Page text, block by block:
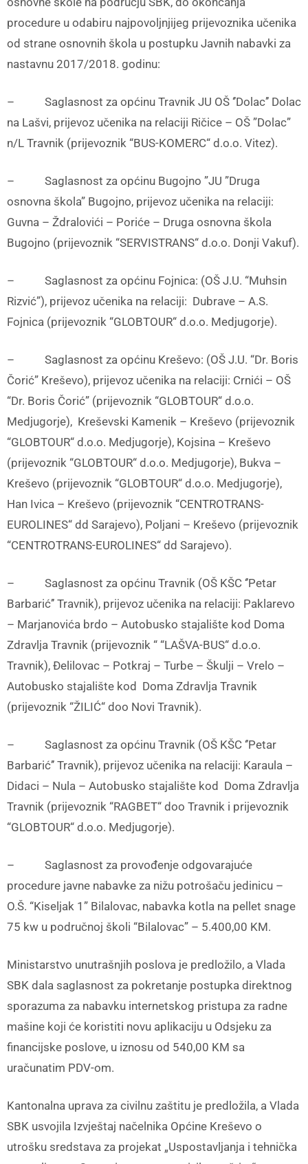
procedure u odabiru najpovoljnjijeg prijevoznika učenika
od strane osnovnih škola u postupku Javnih nabavki za
nastavnu 2017/2018. godinu:
– Saglasnost za općinu Travnik JU OŠ ‘’Dolac’’ Dolac
na Lašvi, prijevoz učenika na relaciji Ričice – OŠ ”Dolac”
n/L Travnik (prijevoznik “BUS-KOMERC“ d.o.o. Vitez).
– Saglasnost za općinu Bugojno ”JU ”Druga
osnovna škola” Bugojno, prijevoz učenika na relaciji:
Guvna – Ždralovići – Poriće – Druga osnovna škola
Bugojno (prijevoznik “SERVISTRANS“ d.o.o. Donji Vakuf).
– Saglasnost za općinu Fojnica: (OŠ J.U. “Muhsin
Rizvić”), prijevoz učenika na relaciji: Dubrave – A.S.
Fojnica (prijevoznik “GLOBTOUR“ d.o.o. Medjugorje).
– Saglasnost za općinu Kreševo: (OŠ J.U. “Dr. Boris
Čorić” Kreševo), prijevoz učenika na relaciji: Crnići – OŠ
“Dr. Boris Čorić” (prijevoznik “GLOBTOUR“ d.o.o.
Medjugorje), Kreševski Kamenik – Kreševo (prijevoznik
“GLOBTOUR“ d.o.o. Medjugorje), Kojsina – Kreševo
(prijevoznik “GLOBTOUR“ d.o.o. Medjugorje), Bukva –
Kreševo (prijevoznik “GLOBTOUR“ d.o.o. Medjugorje),
Han Ivica – Kreševo (prijevoznik “CENTROTRANS-
EUROLINES“ dd Sarajevo), Poljani – Kreševo (prijevoznik
“CENTROTRANS-EUROLINES“ dd Sarajevo).
– Saglasnost za općinu Travnik (OŠ KŠC ‘’Petar
Barbarić’’ Travnik), prijevoz učenika na relaciji: Paklarevo
– Marjanovića brdo – Autobusko stajalište kod Doma
Zdravlja Travnik (prijevoznik “ “LAŠVA-BUS“ d.o.o.
Travnik), Đelilovac – Potkraj – Turbe – Škulji – Vrelo –
Autobusko stajalište kod Doma Zdravlja Travnik
(prijevoznik “ŽILIĆ“ doo Novi Travnik).
– Saglasnost za općinu Travnik (OŠ KŠC ‘’Petar
Barbarić’’ Travnik), prijevoz učenika na relaciji: Karaula –
Didaci – Nula – Autobusko stajalište kod Doma Zdravlja
Travnik (prijevoznik “RAGBET“ doo Travnik i prijevoznik
“GLOBTOUR“ d.o.o. Medjugorje).
– Saglasnost za provođenje odgovarajuće
procedure javne nabavke za nižu potrošaču jedinicu –
O.Š. “Kiseljak 1” Bilalovac, nabavka kotla na pellet snage
75 kw u područnoj školi “Bilalovac” – 5.400,00 KM.
Ministarstvo unutrašnjih poslova je predložilo, a Vlada
SBK dala saglasnost za pokretanje postupka direktnog
sporazuma za nabavku internetskog pristupa za radne
mašine koji će koristiti novu aplikaciju u Odsjeku za
financijske poslove, u iznosu od 540,00 KM sa
uračunatim PDV-om.
Kantonalna uprava za civilnu zaštitu je predložila, a Vlada
SBK usvojila Izvještaj načelnika Općine Kreševo o
utrošku sredstava za projekat „Uspostavljanja i tehnička